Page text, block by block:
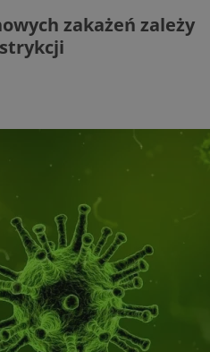
zakażeń zależy